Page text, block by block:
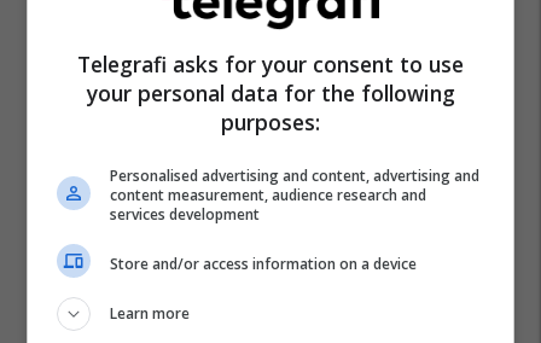
Telegrafi asks for your consent to use
your personal data for the following
purposes:
Personalised advertising and content, advertising and
content measurement, audience research and
services development
Store and/or access information on a device
Learn more